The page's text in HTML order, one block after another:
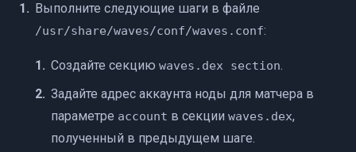
Выполните следующие шаги в файле
/usr/share/waves/conf/waves.conf:
Создайте секцию waves.dex section.
Задайте адрес аккаунта ноды для матчера в
параметре account в секции waves.dex,
полученный в предыдущем шаге.